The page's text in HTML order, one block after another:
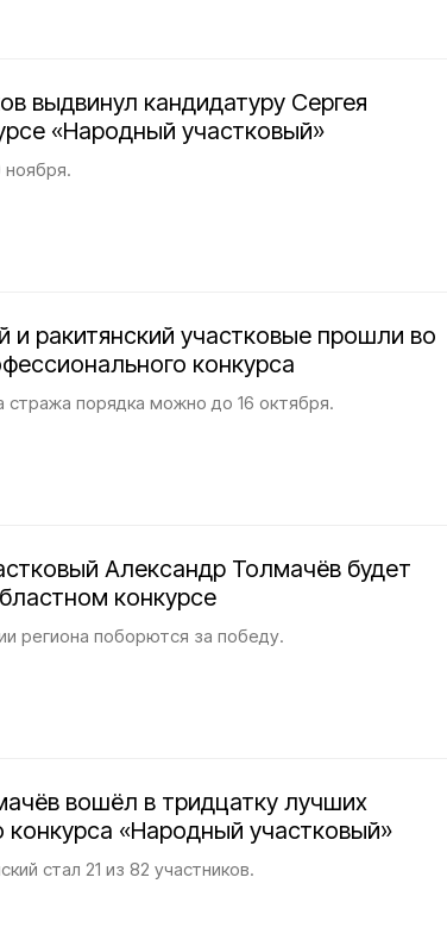
выдвинул кандидатуру Сергея
«Народный участковый»
ноября.
и ракитянский участковые прошли во
конкурса
стража порядка можно до 16 октября.
Александр Толмачёв будет
конкурсе
региона поборются за победу.
вошёл в тридцатку лучших
конкурса «Народный участковый»
стал 21 из 82 участников.